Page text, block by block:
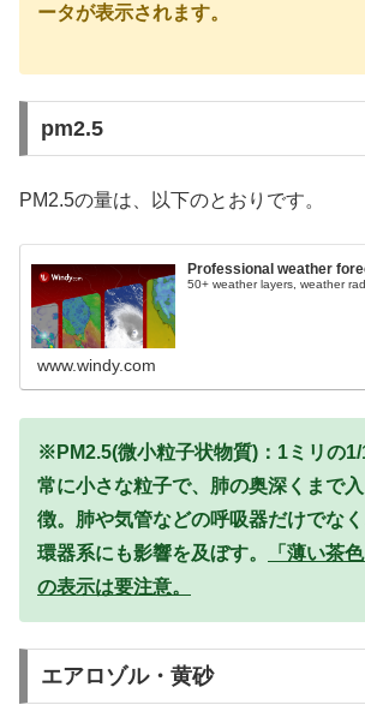
ータが表示されます。
pm2.5
PM2.5の量は、以下のとおりです。
Professional weather
50+ weather layers, weather
www.windy.com
※PM2.5(微小粒子状物質)：1ミリの
常に小さな粒子で、肺の奥深くまで
徴。肺や気管などの呼吸器だけでな
環器系にも影響を及ぼす。
「薄い茶
の表示は要注意。
エアロゾル・黄砂